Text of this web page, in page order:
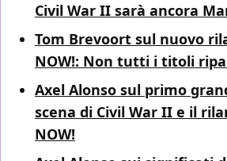
Civil War II sarà ancora
Tom Brevoort sul nuovo
NOW!: Non tutti i titoli
Axel Alonso sul primo
scena di Civil War II e il
NOW!